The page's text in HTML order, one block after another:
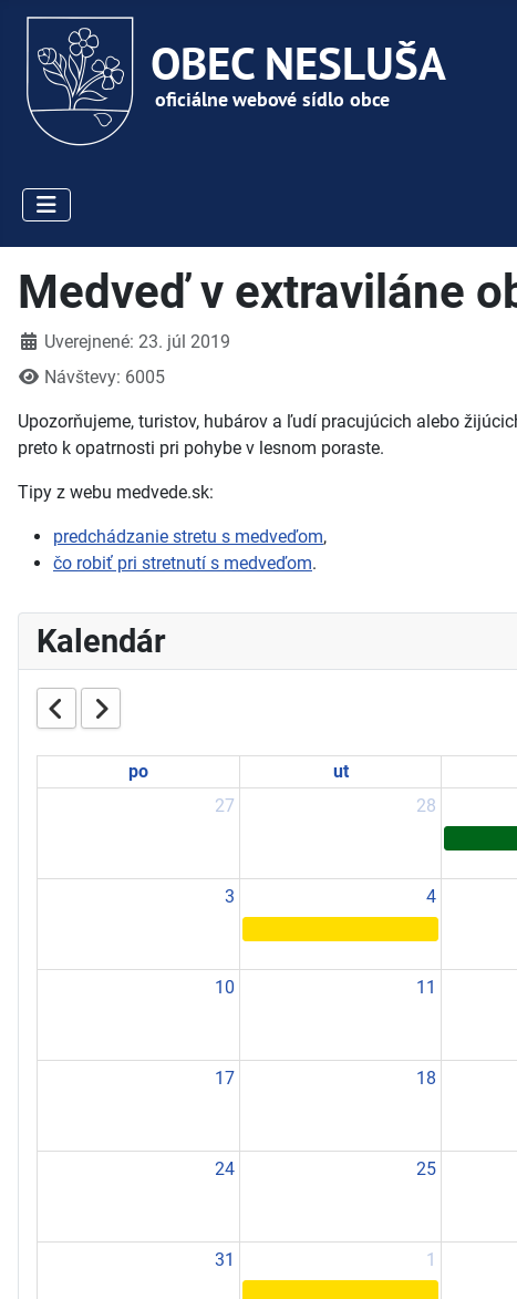
Medveď v extraviláne
DetailyUverejnené: 23. júl 2019
Návštevy: 6005
Upozorňujeme, turistov, hubárov a ľudí pracujúcich alebo
preto k opatrnosti pri pohybe v lesnom poraste.
Tipy z webu medvede.sk:
predchádzanie stretu s medveďom,
čo robiť pri stretnutí s medveďom.
Kalendár
po ut
27
28
3 4
10 11
17 18
24 25
31 1